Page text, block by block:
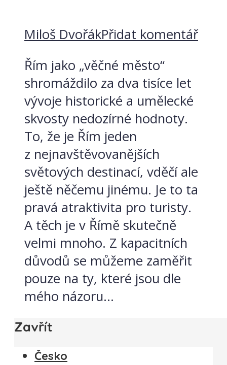
Miloš DvořákPřidat komentář
Řím jako „věčné město“
shromáždilo za dva tisíce let
vývoje historické a umělecké
skvosty nedozírné hodnoty.
To, že je Řím jeden
z nejnavštěvovanějších
světových destinací, vděčí ale
ještě něčemu jinému. Je to ta
pravá atraktivita pro turisty.
A těch je v Římě skutečně
velmi mnoho. Z kapacitních
důvodů se můžeme zaměřit
pouze na ty, které jsou dle
mého názoru...
Zavřít
Česko